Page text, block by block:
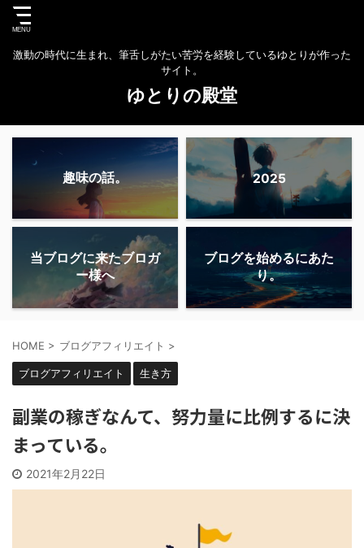
激動の時代に生まれ、筆舌しがたい苦労を経験しているゆとりが作った
サイト。
ゆとりの殿堂
趣味の話。 2025
当ブログに来たブロガ
ー様へ
ブログを始めるにあた
り。
HOME > ブログアフィリエイト >
ブログアフィリエイト 生き方
副業の稼ぎなんて、努力量に比例するに決
まっている。
2021年2月22日